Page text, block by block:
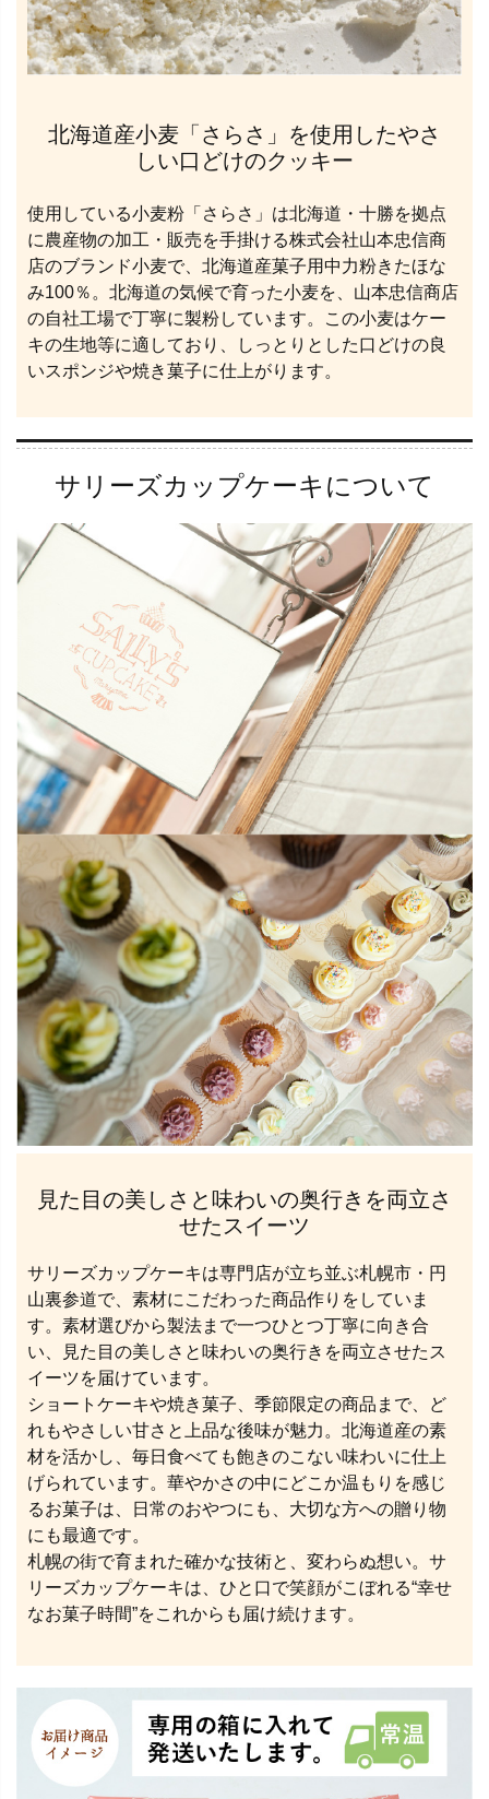
北海道産小麦「さらさ」を使用したやさ
しい口どけのクッキー
使用している小麦粉「さらさ」は北海道・十勝を拠点
に農産物の加工・販売を手掛ける株式会社山本忠信商
店のブランド小麦で、北海道産菓子用中力粉きたほな
み100％。北海道の気候で育った小麦を、山本忠信商店
の自社工場で丁寧に製粉しています。この小麦はケー
キの生地等に適しており、しっとりとした口どけの良
いスポンジや焼き菓子に仕上がります。
サリーズカップケーキについて
見た目の美しさと味わいの奥行きを両立さ
せたスイーツ
サリーズカップケーキは専門店が立ち並ぶ札幌市・円
山裏参道で、素材にこだわった商品作りをしていま
す。素材選びから製法まで一つひとつ丁寧に向き合
い、見た目の美しさと味わいの奥行きを両立させたス
イーツを届けています。
ショートケーキや焼き菓子、季節限定の商品まで、ど
れもやさしい甘さと上品な後味が魅力。北海道産の素
材を活かし、毎日食べても飽きのこない味わいに仕上
げられています。華やかさの中にどこか温もりを感じ
るお菓子は、日常のおやつにも、大切な方への贈り物
にも最適です。
札幌の街で育まれた確かな技術と、変わらぬ想い。サ
リーズカップケーキは、ひと口で笑顔がこぼれる“幸せ
なお菓子時間”をこれからも届け続けます。